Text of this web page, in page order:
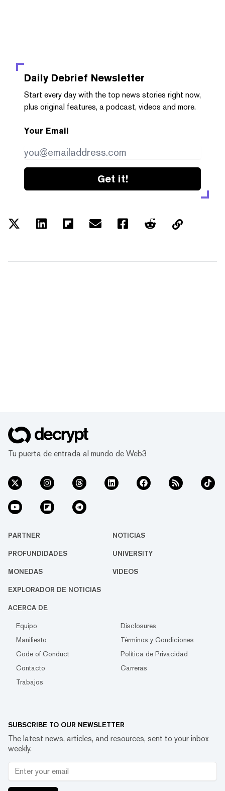
Daily Debrief Newsletter
Start every day with the top news stories right now,
plus original features, a podcast, videos and more.
Your Email
Get it!
Tu puerta de entrada al mundo de Web3
PARTNER NOTICIAS
PROFUNDIDADES UNIVERSITY
MONEDAS VIDEOS
EXPLORADOR DE NOTICIAS
ACERCA DE
Equipo
Disclosures
Manifiesto
Términos y Condiciones
Code of Conduct
Política de Privacidad
Contacto
Carreras
Trabajos
SUBSCRIBE TO OUR NEWSLETTER
The latest news, articles, and resources, sent to your inbox
weekly.